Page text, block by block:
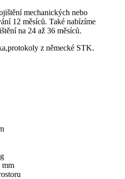
mechanických nebo
12 měsíců. Také nabízíme
na 24 až 36 měsíců.
z německé STK.
mm